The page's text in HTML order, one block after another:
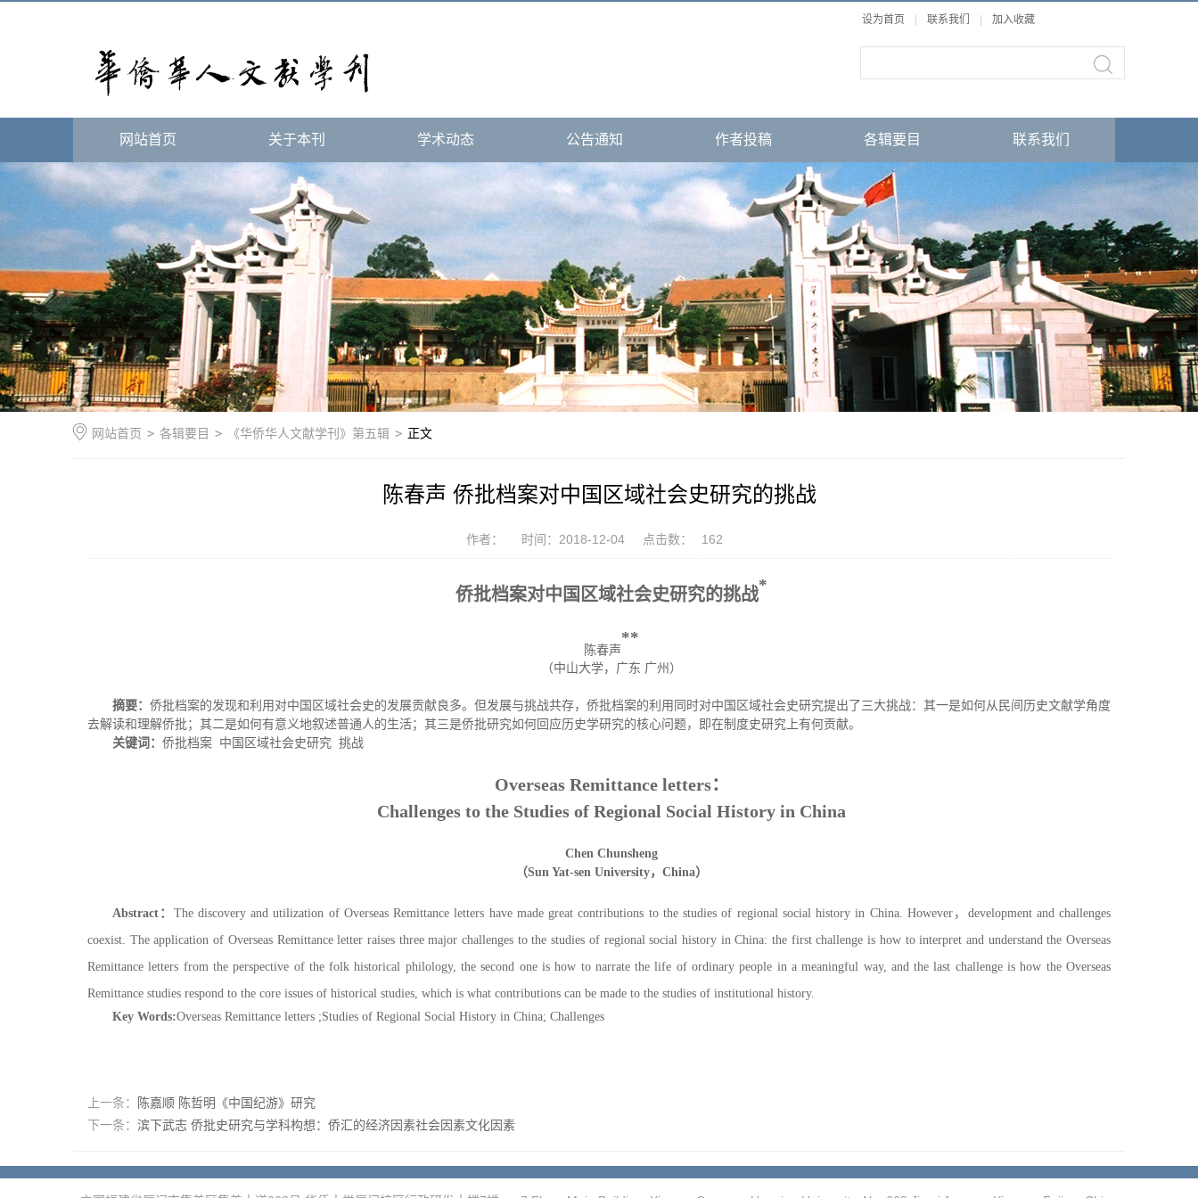
设为首页 联系我们 加入收藏
网站首页 关于本刊 学术动态 公告通知 作者投稿 各辑要目 联系我们
网站首页 > 各辑要目 > 《华侨华人文献学刊》第五辑 > 正文
陈春声 侨批档案对中国区域社会史研究的挑战
作者： 时间：2018-12-04 点击数： 162
侨批档案对中国区域社会史研究的挑战*
陈春声
**
（中山大学，广东 广州）
摘要： 侨批档案的发现和利用对中国区域社会史的发展贡献良多。但发展与挑战共存，侨批档案的利用同时对中国区域社会史研究提出了三大挑战：其一是如何从民间历史文献学角度
去解读和理解侨批；其二是如何有意义地叙述普通人的生活；其三是侨批研究如何回应历史学研究的核心问题，即在制度史研究上有何贡献。
关键词： 侨批档案 中国区域社会史研究 挑战
Overseas Remittanceletters：
Challenges to the Studies of Regional Social History in China
Chen Chunsheng
（Sun Yat-sen University， China）
Abstract ： The discovery and utilization of Overseas Remittance letters have made great contributions to the studies of regional social history in China. However， development and challenges
coexist. The application of Overseas Remittanceletter raises three major challenges to the studies of regional social history in China: the first challenge is how to interpret and understand theOverseas
Remittance letters from the perspective of the folk historical philology, the second one is how to narrate the life of ordinary people in a meaningful way, and the last challenge ishow the Overseas
Remittance studies respond to the core issues of historical studies, which is what contributions can be made to the studies of institutional history.
Key Words:Overseas Remittance letters ;Studies of Regional Social History in China; Challenges
上一条：
陈嘉顺 陈哲明《中国纪游》研究
下一条： 滨下武志 侨批史研究与学科构想：侨汇的经济因素社会因素文化因素